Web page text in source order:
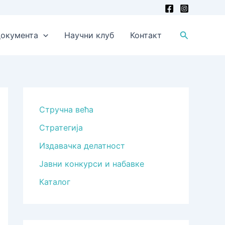
Научни клуб Контакт Претрага
Стручна већа
Стратегија
Издавачка делатност
Јавни конкурси и набавке
Каталог